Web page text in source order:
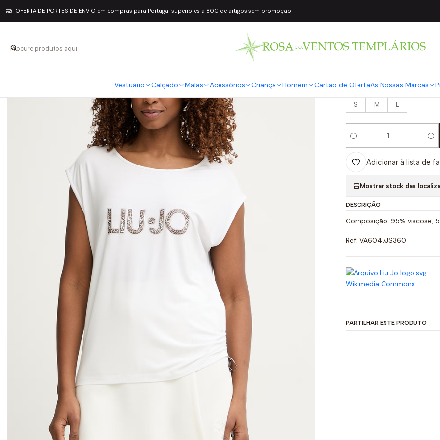
Vestuário Calçado Malas Acessórios Criança Homem Cartão de OfertaAs Nossas Marcas
OFERTA DE PORTES DE ENVIO em compras para Portugal superiores a 80€ de artigos sem promoção
|
JO
Branco
S M L
Quantidade
Adicionar à lista de
Mostrar stock das
DESCRIÇÃO
Composição: 95% viscose,
Ref: VA6047JS360
PARTILHAR ESTE PRODUTO